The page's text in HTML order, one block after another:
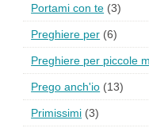
Portami con te (3)
Preghiere per (6)
Preghiere per piccole
Prego anch'io (13)
Primissimi (3)